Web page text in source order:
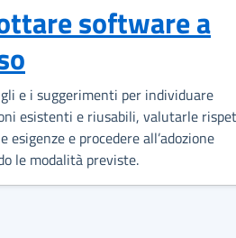
software a
e i suggerimenti per individuare
esistenti e riusabili, valutarle
esigenze e procedere all’adozione
le modalità previste.